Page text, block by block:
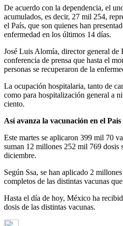
De acuerdo con la dependencia, el
acumulados, es decir, 27 mil 254,
el País, que son quienes han
enfermedad en los últimos 14 días.
José Luis Alomía, director general
conferencia de prensa que hasta el
personas se recuperaron de la
La ocupación hospitalaria, tanto de
como para hospitalización general a
ciento.
Así avanza la vacunación en el País
Este martes se aplicaron 399 mil 70
suman 12 millones 252 mil 769 dosis
diciembre.
Según Ssa, se han aplicado 2
completos de las distintas vacunas
Hasta el día de hoy, México ha
dosis de las distintas vacunas.